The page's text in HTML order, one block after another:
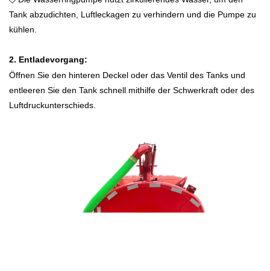
Tank abzudichten, Luftleckagen zu verhindern und die Pumpe zu
kühlen.
2. Entladevorgang:
Öffnen Sie den hinteren Deckel oder das Ventil des Tanks und
entleeren Sie den Tank schnell mithilfe der Schwerkraft oder des
Luftdruckunterschieds.